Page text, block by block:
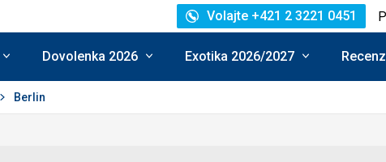
Volajte +421 2 3221 0451
Dovolenka 2026 Exotika 2026/2027
Berlin